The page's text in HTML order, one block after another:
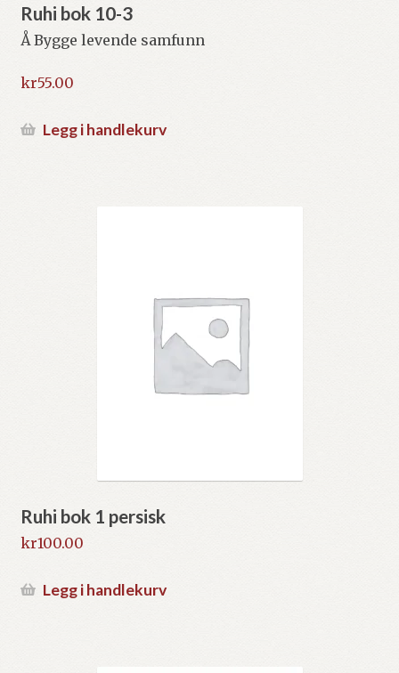
Ruhi bok 10-3
Å Bygge levende samfunn
kr55.00
Legg i handlekurv
Ruhi bok 1 persisk
kr100.00
Legg i handlekurv